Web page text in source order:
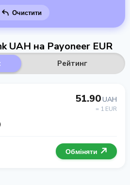
Очистити
UAH на Payoneer EUR
Рейтинг
51.90UAH
= 1 EUR
Обміняти